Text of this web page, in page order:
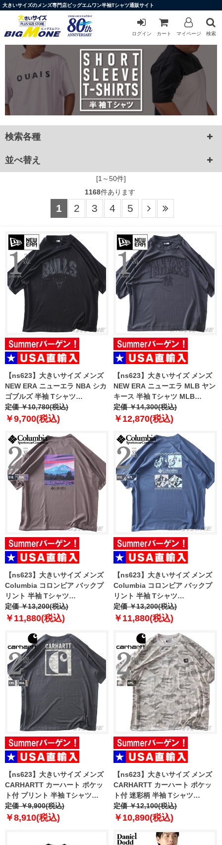
大きいサイズのメンズ専門店ビッグエムワン半袖Tシャツ通販サイト
ログイン カート マイページ 検索
検索各種
並べ替え
[1～50件]
1168件あります
1 2 3 4 5
【ns623】大きいサイズ メンズ
NEW ERA ニューエラ NBA シカ
ゴブルズ 半袖 Tシャツ
CHICAGO BULLS NBA BLACK
OVERSIZED T-SHIRT USA直輸
定価 ￥10,780(税込)
￥9,700(税込)
【ns623】大きいサイズ メンズ
NEW ERA ニューエラ MLB ヤン
キース 半袖 Tシャツ MLB
WASHED NEW YORK YANKEES
T-SHIRT USA直輸入 60771645
定価 ￥14,300(税込)
￥12,870(税込)
【ns623】大きいサイズ メンズ
Columbia コロンビア バックプ
リント 半袖 Tシャツ
HEAVYWEIGHT BACK
GRAPHIC TEE USA直輸入
定価 ￥13,200(税込)
￥11,880(税込)
【ns623】大きいサイズ メンズ
Columbia コロンビア バックプ
リント 半袖 Tシャツ
HEAVYWEIGHT ICONIC TEE
USA直輸入 2155061
定価 ￥13,200(税込)
￥11,880(税込)
【ns623】大きいサイズ メンズ
CARHARTT カーハート ポケッ
ト付 プリント 半袖 Tシャツ
IRVINE RELAXED BLOCK
CAMO T-SHIRT USA直輸入
定価 ￥9,900(税込)
￥8,910(税込)
【ns623】大きいサイズ メンズ
CARHARTT カーハート ポケッ
ト付 迷彩柄 半袖 Tシャツ
IRVINE RELAXED CAMO T-
SHIRT USA直輸入 107298
定価 ￥12,100(税込)
￥10,890(税込)